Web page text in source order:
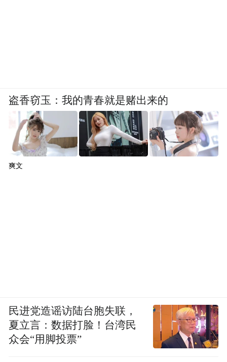
盗香窃玉：我的青春就是赌出来的
爽文
民进党造谣访陆台胞失联，
夏立言：数据打脸！台湾民
众会“用脚投票”